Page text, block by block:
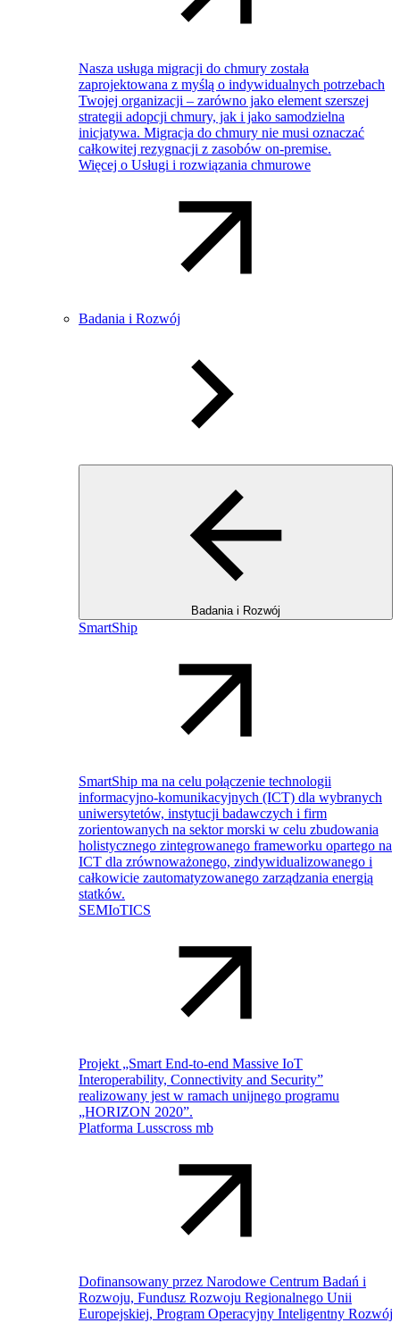
Nasza usługa migracji do chmury została
zaprojektowana z myślą o indywidualnych potrzebach
Twojej organizacji – zarówno jako element szerszej
strategii adopcji chmury, jak i jako samodzielna
inicjatywa. Migracja do chmury nie musi oznaczać
całkowitej rezygnacji z zasobów on-premise.
Więcej o Usługi i rozwiązania chmurowe
Badania i Rozwój
Badania i Rozwój
SmartShip
SmartShip ma na celu połączenie technologii
informacyjno-komunikacyjnych (ICT) dla wybranych
uniwersytetów, instytucji badawczych i firm
zorientowanych na sektor morski w celu zbudowania
holistycznego zintegrowanego frameworku opartego na
ICT dla zrównoważonego, zindywidualizowanego i
całkowicie zautomatyzowanego zarządzania energią
statków.
SEMIoTICS
Projekt „Smart End-to-end Massive IoT
Interoperability, Connectivity and Security”
realizowany jest w ramach unijnego programu
„HORIZON 2020”.
Platforma Lusscross mb
Dofinansowany przez Narodowe Centrum Badań i
Rozwoju, Fundusz Rozwoju Regionalnego Unii
Europejskiej, Program Operacyjny Inteligentny Rozwój